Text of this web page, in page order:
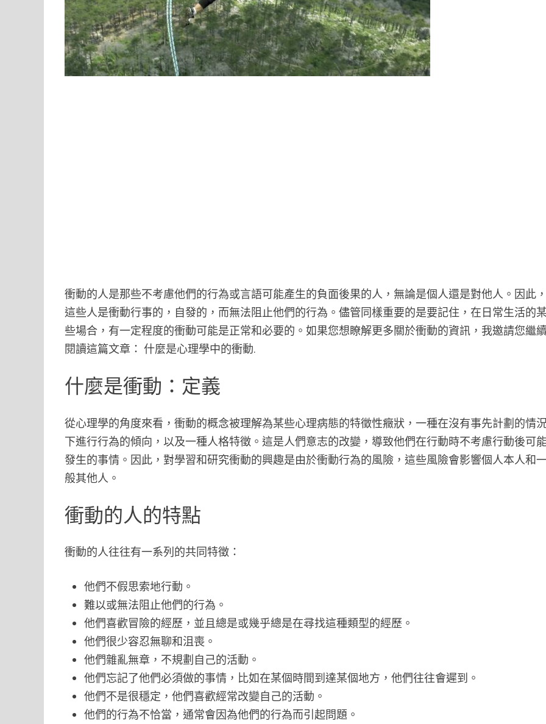
衝動的人是那些不考慮他們的行為或言語可能產生的負面後果的人，無論是個人還是對他人。因此
這些人是衝動行事的，自發的，而無法阻止他們的行為。儘管同樣重要的是要記住，在日常生活的
些場合，有一定程度的衝動可能是正常和必要的。如果您想瞭解更多關於衝動的資訊，我邀請您繼
閱讀這篇文章： 什麼是心理學中的衝動.
什麼是衝動：定義
從心理學的角度來看，衝動的概念被理解為某些心理病態的特徵性癥狀，一種在沒有事先計劃的情
下進行行為的傾向，以及一種人格特徵。這是人們意志的改變，導致他們在行動時不考慮行動後可
發生的事情。因此，對學習和研究衝動的興趣是由於衝動行為的風險，這些風險會影響個人本人和
般其他人。
衝動的人的特點
衝動的人往往有一系列的共同特徵：
他們不假思索地行動。
難以或無法阻止他們的行為。
他們喜歡冒險的經歷，並且總是或幾乎總是在尋找這種類型的經歷。
他們很少容忍無聊和沮喪。
他們雜亂無章，不規劃自己的活動。
他們忘記了他們必須做的事情，比如在某個時間到達某個地方，他們往往會遲到。
他們不是很穩定，他們喜歡經常改變自己的活動。
他們的行為不恰當，通常會因為他們的行為而引起問題。